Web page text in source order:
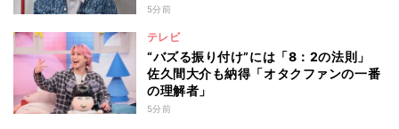
5分前
テレビ
“バズる振り付け”には「8：2の法則」
佐久間大介も納得「オタクファンの一番
の理解者」
5分前